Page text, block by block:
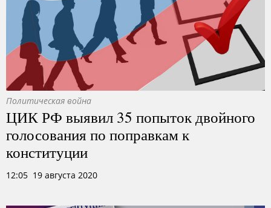
Политическая война
ЦИК РФ выявил 35 попыток двойного
голосования по поправкам к
конституции
12:05 19 августа 2020